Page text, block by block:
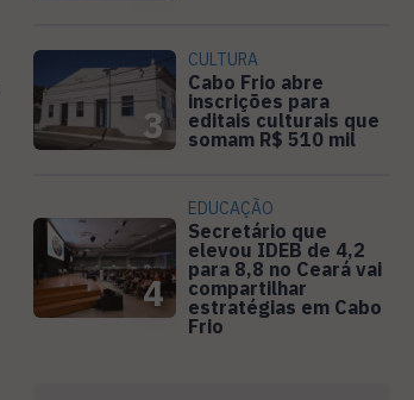
3
CULTURA
Cabo Frio abre
inscrições para
editais culturais que
somam R$ 510 mil
4
EDUCAÇÃO
Secretário que
elevou IDEB de 4,2
para 8,8 no Ceará vai
compartilhar
estratégias em Cabo
Frio